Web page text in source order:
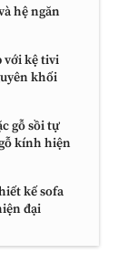
hệ ngăn
với kệ tivi
khối
gỗ sồi tự
kính hiện
kế sofa
đại